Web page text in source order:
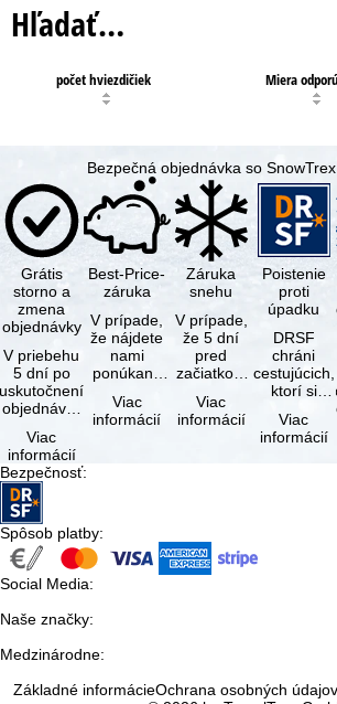
Hľadať…
počet hviezdičiek Miera
Bezpečná objednávka so
Grátis
storno a
zmena
objednávky
V priebehu
5 dní po
uskutočnení
objednávky
tejto
objednávky
bezplatne
…
Viac
informácií
Best-Price-
záruka
V prípade,
že nájdete
nami
ponúkaný
rovnakými
službami
Viac
informácií
Záruka
snehu
V prípade,
že 5 dní
pred
začiatkom
(deň
príjazdu)
Viac
informácií
Poistenie
proti
úpadku
DRSF
chráni
cestujúcich,
ktorí si
zájazd
alebo
Viac
informácií
Bezpečnosť:
Spôsob platby:
Social Media:
Naše značky:
Medzinárodne:
Základné informácieOchrana osobných údajov